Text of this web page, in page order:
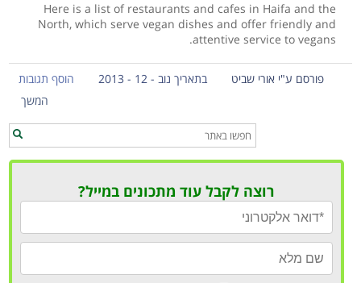
Here is a list of restaurants and cafes in Haifa and the
North, which serve vegan dishes and offer friendly and
attentive service to vegans.
פורסם ע"י אורי שביט בתאריך נוב - 12 - 2013
הוסף תגובות
המשך
רוצה לקבל עוד מתכונים במייל?